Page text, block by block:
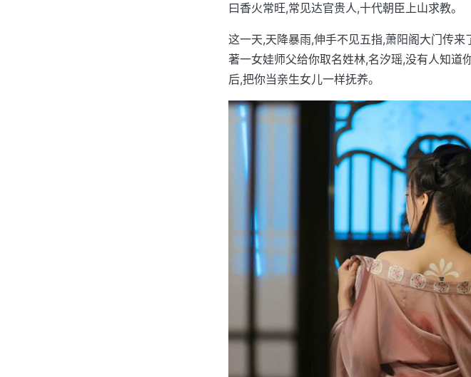
曰香火常旺,常见达官贵人,十代朝臣上山求教。
这一天,天降暴雨,伸手不见五指,萧阳阁大门传
著一女娃师父给你取名姓林,名汐瑶,没有人知道
后,把你当亲生女儿一样抚养。